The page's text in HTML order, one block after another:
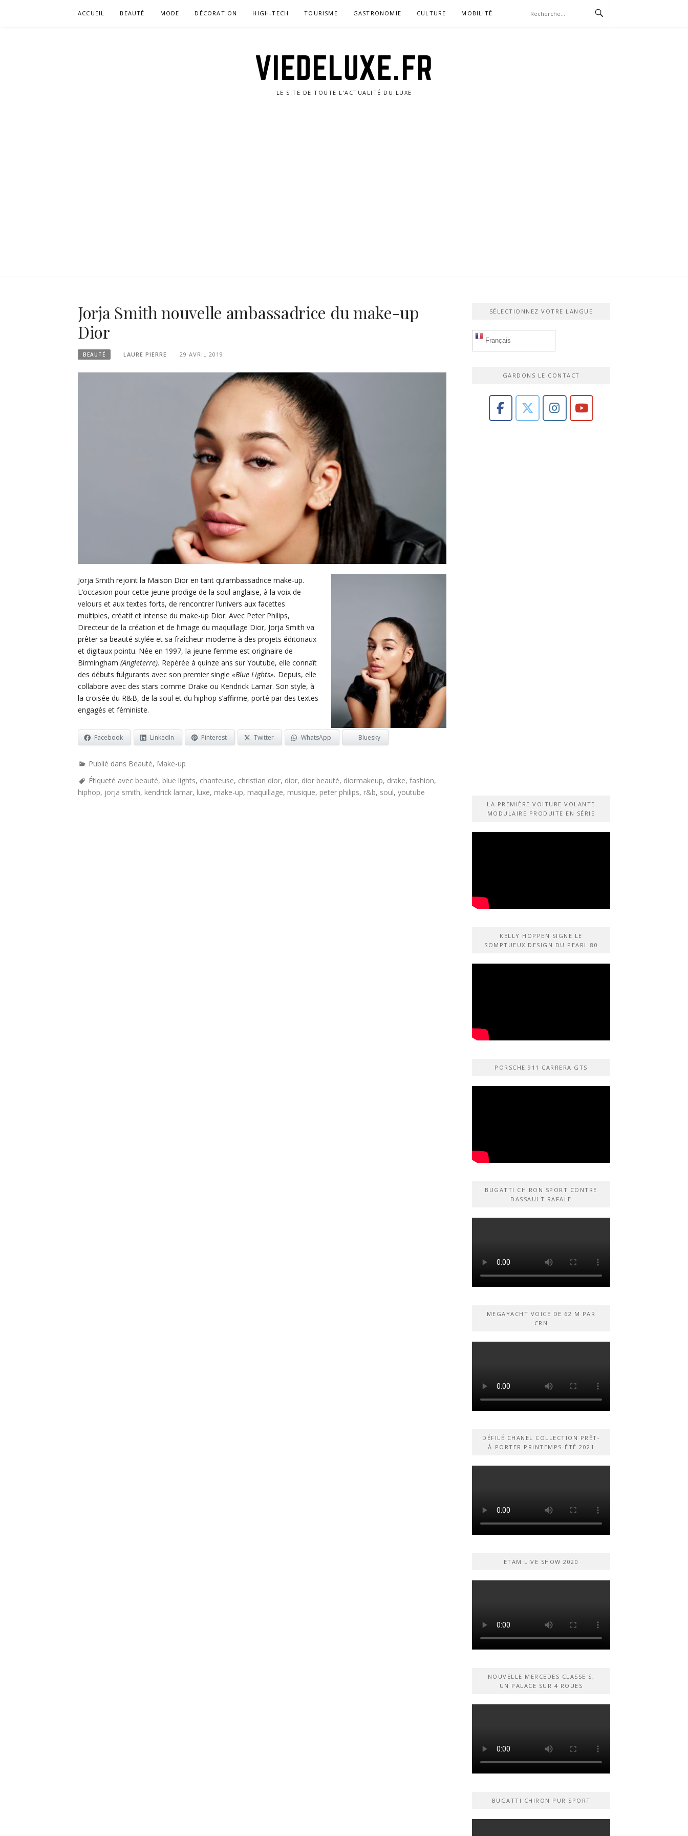
ACCUEIL BEAUTÉ MODE DÉCORATION HIGH-TECH TOURISME GASTRONOMIE CULTURE MOBILITÉ
VIEDELUXE.FR
LE SITE DE TOUTE L'ACTUALITÉ DU LUXE
Jorja Smith nouvelle ambassadrice du make-up
Dior
BEAUTÉ LAURE PIERRE 29 AVRIL 2019
Jorja Smith rejoint la Maison Dior en tant qu’ambassadrice make-up.
L’occasion pour cette jeune prodige de la soul anglaise, à la voix de
velours et aux textes forts, de rencontrer l’univers aux facettes
multiples, créatif et intense du make-up Dior. Avec Peter Philips,
Directeur de la création et de l’image du maquillage Dior, Jorja Smith va
prêter sa beauté stylée et sa fraîcheur moderne à des projets éditoriaux
et digitaux pointu. Née en 1997, la jeune femme est originaire de
Birmingham (Angleterre). Repérée à quinze ans sur Youtube, elle connaît
des débuts fulgurants avec son premier single «Blue Lights». Depuis, elle
collabore avec des stars comme Drake ou Kendrick Lamar. Son style, à
la croisée du R&B, de la soul et du hiphop s’affirme, porté par des textes
engagés et féministe.
Facebook LinkedIn Pinterest Twitter WhatsApp Bluesky
Publié dans Beauté, Make-up
Étiqueté avec beauté, blue lights, chanteuse, christian dior, dior, dior beauté, diormakeup, drake, fashion,
hiphop, jorja smith, kendrick lamar, luxe, make-up, maquillage, musique, peter philips, r&b, soul, youtube
SÉLECTIONNEZ VOTRE LANGUE
Français
GARDONS LE CONTACT
LA PREMIÈRE VOITURE VOLANTE
MODULAIRE PRODUITE EN SÉRIE
KELLY HOPPEN SIGNE LE
SOMPTUEUX DESIGN DU PEARL 80
PORSCHE 911 CARRERA GTS
BUGATTI CHIRON SPORT CONTRE
DASSAULT RAFALE
MEGAYACHT VOICE DE 62 M PAR
CRN
DÉFILÉ CHANEL COLLECTION PRÊT-
À-PORTER PRINTEMPS-ÉTÉ 2021
ETAM LIVE SHOW 2020
NOUVELLE MERCEDES CLASSE S,
UN PALACE SUR 4 ROUES
BUGATTI CHIRON PUR SPORT